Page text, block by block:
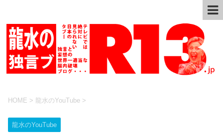
HOME > 龍水のYouTube >
龍水のYouTube